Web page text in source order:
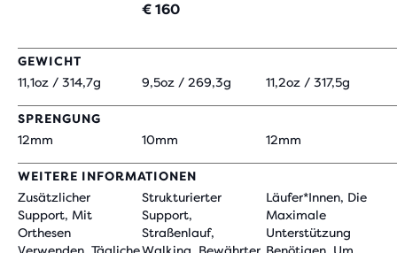
€ 160
GEWICHT
11,1oz / 314,7g
9,5oz / 269,3g 11,2oz / 317,5g
SPRENGUNG
12mm
10mm 12mm
WEITERE INFORMATIONEN
Zusätzlicher
Support, Mit
Orthesen
Strukturierter
Support,
Straßenlauf,
Läufer*innen, Die
Maximale
Unterstützung